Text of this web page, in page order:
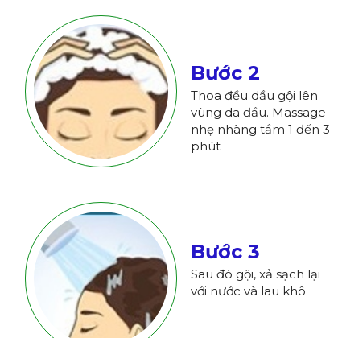
Bước 2
Thoa đều dầu gội lên
vùng da đầu. Massage
nhẹ nhàng tầm 1 đến 3
phút
Bước 3
Sau đó gội, xả sạch lại
với nước và lau khô